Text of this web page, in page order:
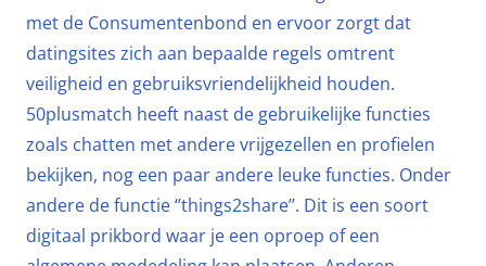
met de Consumentenbond en ervoor zorgt dat
datingsites zich aan bepaalde regels omtrent
veiligheid en gebruiksvriendelijkheid houden.
50plusmatch heeft naast de gebruikelijke functies
zoals chatten met andere vrijgezellen en profielen
bekijken, nog een paar andere leuke functies. Onder
andere de functie ‘’things2share’’. Dit is een soort
digitaal prikbord waar je een oproep of een